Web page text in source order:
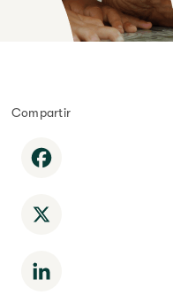
Compartir
Facebook